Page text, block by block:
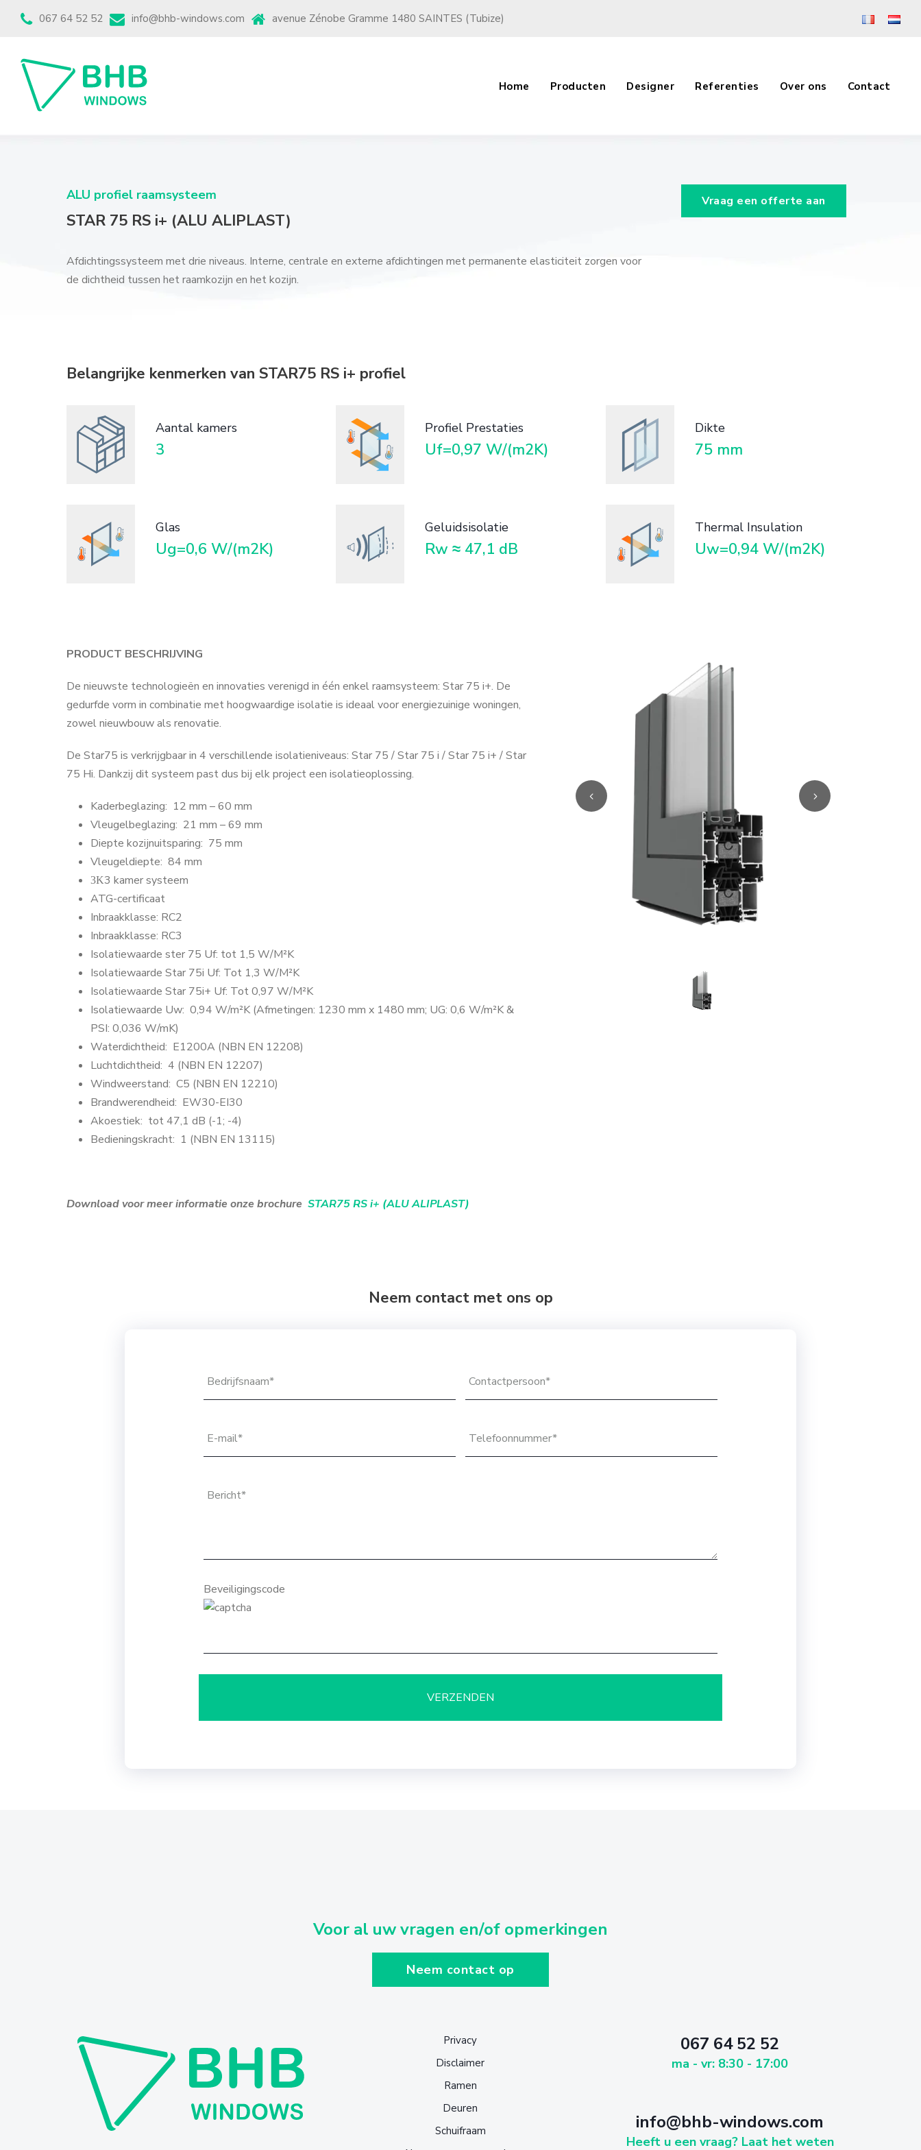
067 64 52 52 info@bhb-windows.com avenue Zénobe Gramme 1480 SAINTES (Tubize)
Home Producten Designer Referenties Over ons Contact
ALU profiel raamsysteem
STAR 75 RS i+ (ALU ALIPLAST)
Afdichtingssysteem met drie niveaus. Interne, centrale en externe afdichtingen met permanente elasticiteit zorgen voor
de dichtheid tussen het raamkozijn en het kozijn.
Vraag een offerte aan
Belangrijke kenmerken van STAR75 RS i+ profiel
Aantal kamers
3
Profiel Prestaties
Uf=0,97 W/(m2K)
Dikte
75 mm
Glas
Ug=0,6 W/(m2K)
Geluidsisolatie
Rw ≈ 47,1 dB
Thermal Insulation
Uw=0,94 W/(m2K)
PRODUCT BESCHRIJVING
De nieuwste technologieën en innovaties verenigd in één enkel raamsysteem: Star 75 i+. De
gedurfde vorm in combinatie met hoogwaardige isolatie is ideaal voor energiezuinige woningen,
zowel nieuwbouw als renovatie.
De Star75 is verkrijgbaar in 4 verschillende isolatieniveaus: Star 75 / Star 75 i / Star 75 i+ / Star
75 Hi. Dankzij dit systeem past dus bij elk project een isolatieoplossing.
Kaderbeglazing: 12 mm – 60 mm
Vleugelbeglazing: 21 mm – 69 mm
Diepte kozijnuitsparing: 75 mm
Vleugeldiepte:84 mm
3K3 kamer systeem
ATG-certificaat
Inbraakklasse: RC2
Inbraakklasse: RC3
Isolatiewaarde ster 75 Uf: tot 1,5 W/M²K
Isolatiewaarde Star 75i Uf: Tot 1,3 W/M²K
Isolatiewaarde Star 75i+ Uf: Tot 0,97 W/M²K
Isolatiewaarde Uw:0,94 W/m²K (Afmetingen: 1230 mm x 1480 mm; UG: 0,6 W/m²K &
PSI: 0,036 W/mK)
Waterdichtheid: E1200A (NBN EN 12208)
Luchtdichtheid:4 (NBN EN 12207)
Windweerstand:C5 (NBN EN 12210)
Brandwerendheid: EW30-EI30
Akoestiek: tot 47,1 dB (-1; -4)
Bedieningskracht: 1 (NBN EN 13115)
Download voor meer informatie onze brochureSTAR75 RS i+ (ALU ALIPLAST)
Neem contact met ons op
Beveiligingscode
Voor al uw vragen en/of opmerkingen
Neem contact op
Privacy
Disclaimer
Ramen
Deuren
Schuifraam
067 64 52 52
ma - vr: 8:30 - 17:00
info@bhb-windows.com
Heeft u een vraag? Laat het weten